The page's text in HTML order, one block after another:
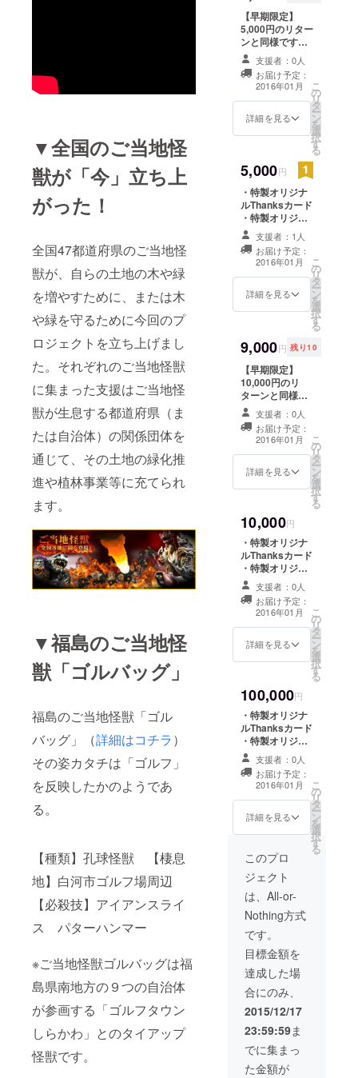
▼全国のご当地怪
獣が「今」立ち上
がった！
全国47都道府県のご当地怪
獣が、自らの土地の木や緑
を増やすために、または木
や緑を守るために今回のプ
ロジェクトを立ち上げまし
た。それぞれのご当地怪獣
に集まった支援はご当地怪
獣が生息する都道府県（ま
たは自治体）の関係団体を
通じて、その土地の緑化推
進や植林事業等に充てられ
ます。
▼福島のご当地怪
獣「ゴルバッグ」
福島のご当地怪獣「ゴル
バッグ」（詳細はコチラ）
その姿カタチは「ゴルフ」
を反映したかのようであ
る。
【種類】孔球怪獣 【棲息
地】白河市ゴルフ場周辺
【必殺技】アイアンスライ
ス パターハンマー
※ご当地怪獣ゴルバッグは福
島県南地方の９つの自治体
が参画する「ゴルフタウン
しらかわ」とのタイアップ
怪獣です。
【早期限定】
5,000円のリター
ンと同様です。
・特製オリジナ
ルThanksカード
・特製オリジナ
ルＴシャツ
支援者：0人
お届け予定：
2016年01月
詳細を見る
こ
の
リ
タ
ー
ン
を
選
択
す
る
5,000円
・特製オリジナ
ルThanksカード
・特製オリジナ
ルＴシャツ
支援者：1人
お届け予定：
2016年01月
詳細を見る
こ
の
リ
タ
ー
ン
を
選
択
す
る
9,000円 残り10
【早期限定】
10,000円のリ
ターンと同様で
す。 ・特製オリ
ジナルThanks
カード ・特製オ
リジナルカン
バッジ ・特製怪
獣図鑑（全ライ
支援者：0人
お届け予定：
2016年01月
詳細を見る
こ
の
リ
タ
ー
ン
を
選
択
す
る
10,000円
・特製オリジナ
ルThanksカード
・特製オリジナ
ルカンバッジ ・
特製怪獣図鑑
（全ラインナッ
プ）
支援者：0人
お届け予定：
2016年01月
詳細を見る
こ
の
リ
タ
ー
ン
を
選
択
す
る
100,000円
・特製オリジナ
ルThanksカード
・特製オリジナ
ルカンバッジ ・
特製オリジナル
Ｔシャツ ・特製
怪獣図鑑（全ラ
インナップ） ・
ご当地怪獣ゴル
支援者：0人
お届け予定：
2016年01月
詳細を見る
こ
の
リ
タ
ー
ン
を
選
択
す
る
このプロ
ジェクト
は、All-or-
Nothing方式
です。
目標金額を
達成した場
合にのみ、
2015/12/17
23:59:59ま
でに集まっ
た金額が